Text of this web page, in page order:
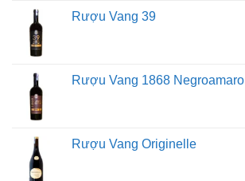
Rượu Vang 39
Rượu Vang 1868 Negroamaro
Rượu Vang Originelle